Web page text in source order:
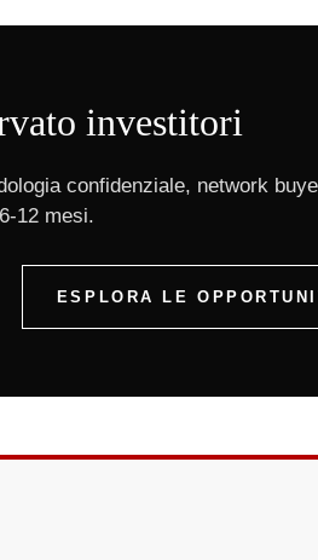
investitori
confidenziale, network
12 mesi.
ESPLORA LE